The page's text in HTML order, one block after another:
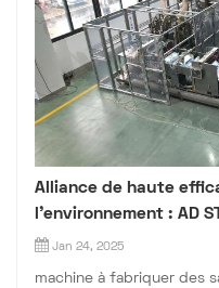
Alliance de haute
l'environnement : AD
Jan 24, 2025
machine à fabriquer des